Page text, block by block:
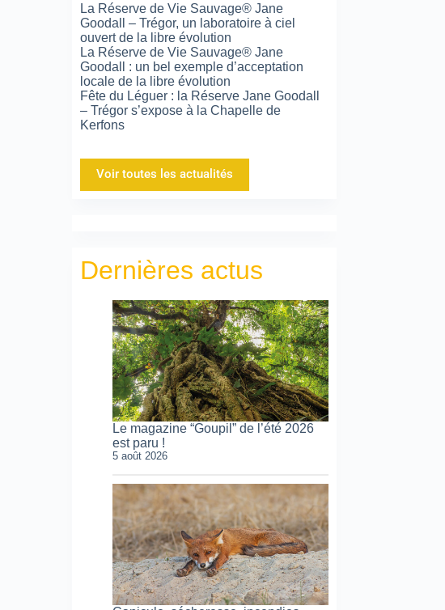
La Réserve de Vie Sauvage® Jane
Goodall – Trégor, un laboratoire à ciel
ouvert de la libre évolution
La Réserve de Vie Sauvage® Jane
Goodall : un bel exemple d’acceptation
locale de la libre évolution
Fête du Léguer : la Réserve Jane Goodall
– Trégor s’expose à la Chapelle de
Kerfons
Voir toutes les actualités
Dernières actus
Le magazine “Goupil” de l’été 2026
est paru !
5 août 2026